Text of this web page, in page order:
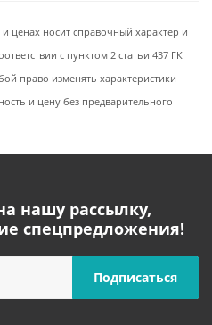
ценах носит справочный характер и
с пунктом 2 статьи 437 ГК
право изменять характеристики
и цену без предварительного
нашу рассылку,
спецпредложения!